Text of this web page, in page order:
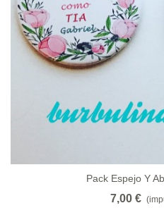
Pack Espejo Y
7,00 €